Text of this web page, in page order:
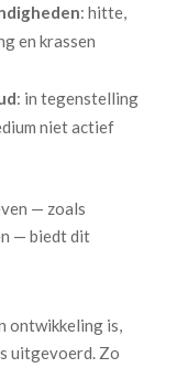
: hitte,
en krassen
: in tegenstelling
niet actief
— zoals
— biedt dit
ontwikkeling is,
uitgevoerd. Zo